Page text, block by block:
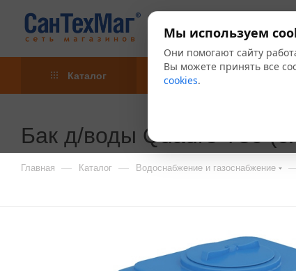
Каталог Акции
Бак д/воды Quadro-750
Главная — Каталог — Водоснабжение и газоснабжение
Мы используем
Они помогают сайту
Вы можете принять все
cookies.